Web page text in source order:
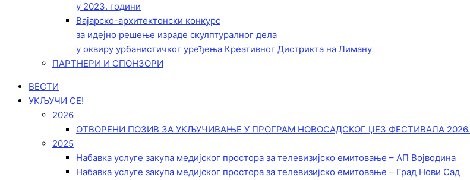
у 2023. години
Вајарско-архитектонски конкурс
за идејно решење израде скулптуралног дела
у оквиру урбанистичког уређења Креативног Дистрикта на Лиману
ПАРТНЕРИ И СПОНЗОРИ
ВЕСТИ
УКЉУЧИ СЕ!
2026
ОТВОРЕНИ ПОЗИВ ЗА УКЉУЧИВАЊЕ У ПРОГРАМ НОВОСАДСКОГ ЏЕЗ ФЕСТИВАЛА 2026.
2025
Набавка услуге закупа медијског простора за телевизијско емитовање – АП Војводинa
Набавка услуге закупа медијског простора за телевизијско емитовање – Град Нови Сад